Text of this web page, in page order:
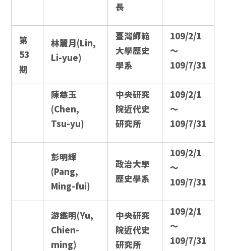
長
第
53
期
林麗月(Lin,
Li-yue)
臺灣師範
大學歷史
學系
109/2/1
～
109/7/31
陳慈玉
(Chen,
Tsu-yu)
中央研究
院近代史
研究所
109/2/1
～
109/7/31
彭明輝
(Pang,
Ming-fui)
政治大學
歷史學系
109/2/1
～
109/7/31
游鑑明(Yu,
Chien-
ming)
中央研究
院近代史
研究所
109/2/1
～
109/7/31